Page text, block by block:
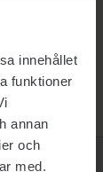
innehållet
funktioner
annan
och
med.